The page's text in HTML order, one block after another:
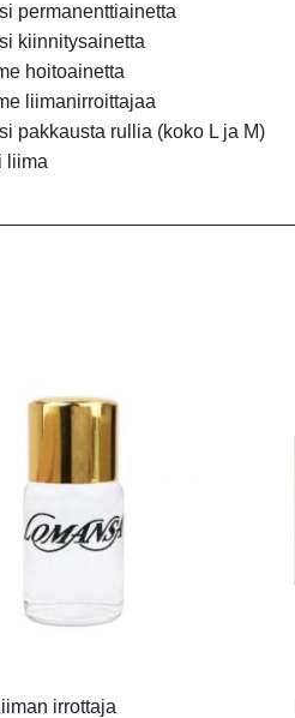
permanenttiainetta
kiinnitysainetta
hoitoainetta
liimanirroittajaa
pakkausta rullia (koko L ja M)
liima
irrottaja